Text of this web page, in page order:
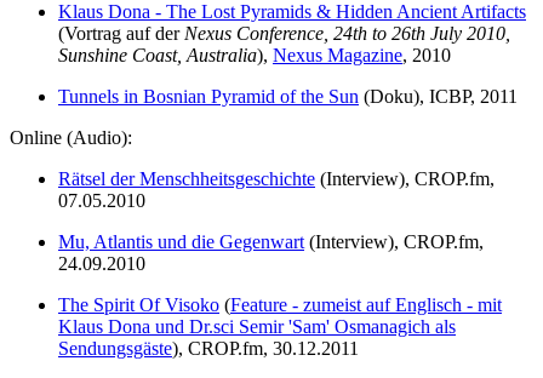
Klaus Dona - The Lost Pyramids & Hidden Ancient Artifacts
(Vortrag auf derNexus Conference, 24th to 26th July 2010,
Sunshine Coast, Australia), Nexus Magazine, 2010
Tunnels in Bosnian Pyramid of the Sun (Doku), ICBP, 2011
Online (Audio):
Rätsel der Menschheitsgeschichte (Interview), CROP.fm,
07.05.2010
Mu, Atlantis und die Gegenwart(Interview), CROP.fm,
24.09.2010
The Spirit Of Visoko (Feature - zumeist auf Englisch - mit
Klaus Dona und Dr.sci Semir 'Sam' Osmanagich als
Sendungsgäste), CROP.fm, 30.12.2011